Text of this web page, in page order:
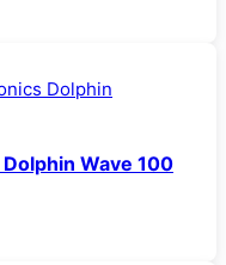
Wave 100